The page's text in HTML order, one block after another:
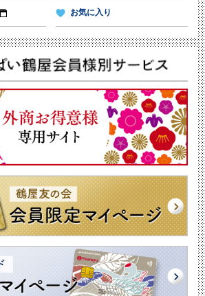
お気に入り